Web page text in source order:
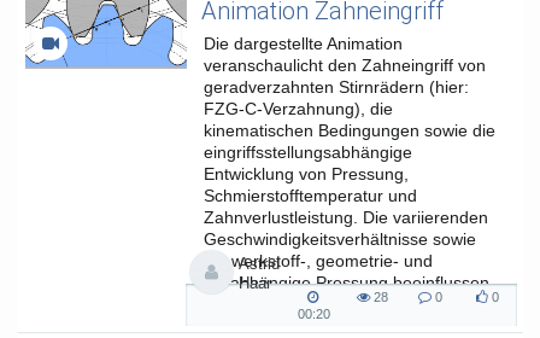
Animation Zahneingriff
Die dargestellte Animation
veranschaulicht den Zahneingriff von
geradverzahnten Stirnrädern (hier:
FZG-C-Verzahnung), die
kinematischen Bedingungen sowie die
eingriffsstellungsabhängige
Entwicklung von Pressung,
Schmierstofftemperatur und
Zahnverlustleistung. Die variierenden
Geschwindigkeitsverhältnisse sowie
die werkstoff-, geometrie- und
lastabhängige Pressung beeinflussen
Astrid
Haar
00:20
00:20
28
views
0
Kommentare
0
likes